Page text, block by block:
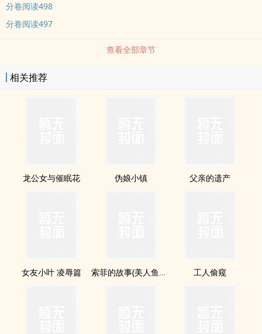
分卷阅读498
分卷阅读497
查看全部章节
相关推荐
龙公女与催眠花 伪娘小镇 父亲的遗产
女友小叶 凌辱篇 索菲的故事(美人鱼改造) 工人偷窥